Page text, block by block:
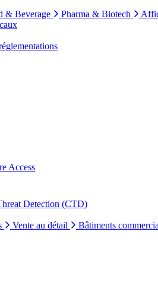
& Beverage Pharma & Biotech
Access
Detection (CTD)
Vente au détail
Bâtiments